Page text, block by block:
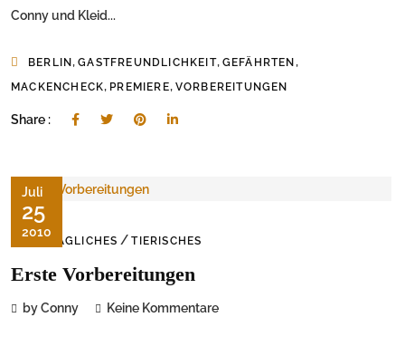
Conny und Kleid...
BERLIN,GASTFREUNDLICHKEIT, GEFÄHRTEN,
MACKENCHECK, PREMIERE, VORBEREITUNGEN
Share :
Juli
25
2010
ALLTÄGLICHES /TIERISCHES
Erste Vorbereitungen
by Conny Keine Kommentare